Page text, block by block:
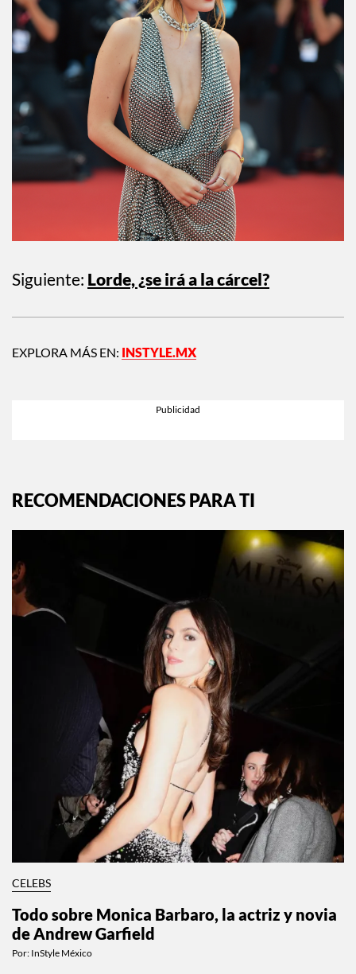
Siguiente: Lorde, ¿se irá a la cárcel?
EXPLORA MÁS EN: INSTYLE.MX
RECOMENDACIONES PARA TI
CELEBS
Todo sobre Monica Barbaro, la actriz y novia
de Andrew Garfield
Por: InStyle México